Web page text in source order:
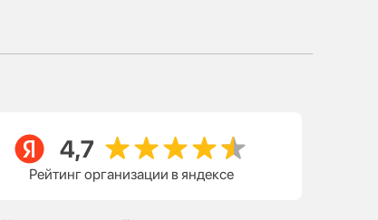
Рейтинг организации в яндексе